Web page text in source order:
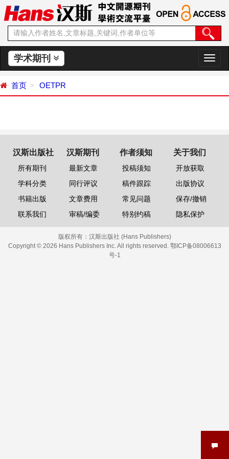
学术期刊
切
换
首页 OETPR
汉斯出版社
所有期刊
学科分类
书籍出版
联系我们
汉斯期刊
最新文章
同行评议
文章费用
审稿/编委
作者须知
投稿须知
稿件跟踪
常见问题
特别约稿
关于我们
开放获取
出版协议
保存/撤销
隐私保护
版权所有： 汉斯出版社 (Hans Publishers)
Copyright © 2026 Hans Publishers Inc. All rights reserved. 鄂ICP备08006613
号-1